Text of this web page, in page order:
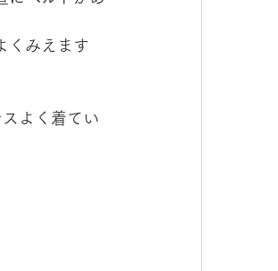
くみえます
よく着てい